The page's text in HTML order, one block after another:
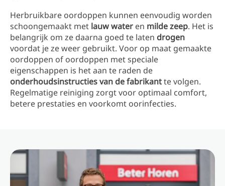
Herbruikbare oordoppen kunnen eenvoudig worden
schoongemaakt met lauw water en milde zeep. Het is
belangrijk om ze daarna goed te laten drogen
voordat je ze weer gebruikt. Voor op maat gemaakte
oordoppen of oordoppen met speciale
eigenschappen is het aan te raden de
onderhoudsinstructies van de fabrikantte volgen.
Regelmatige reiniging zorgt voor optimaal comfort,
betere prestaties en voorkomt oorinfecties.